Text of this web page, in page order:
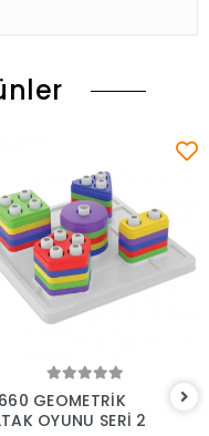
Sepete Ekle
GEOMETRİK
OYUNU SERİ 2